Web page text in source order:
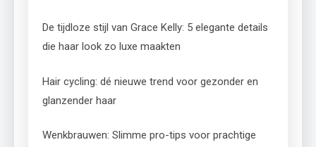
De tijdloze stijl van Grace Kelly: 5 elegante details
die haar look zo luxe maakten
Hair cycling: dé nieuwe trend voor gezonder en
glanzender haar
Wenkbrauwen: Slimme pro-tips voor prachtige